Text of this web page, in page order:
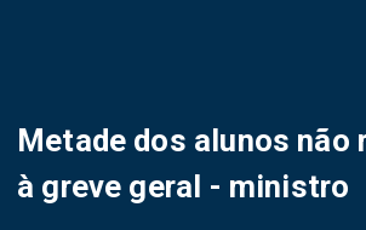
Metade dos alunos não
à greve geral - ministro